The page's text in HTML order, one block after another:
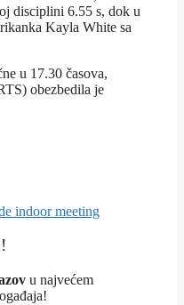
disciplini 6.55 s, dok u
Kayla White sa
u 17.30 časova,
obezbedila je
indoor meeting
u najvećem